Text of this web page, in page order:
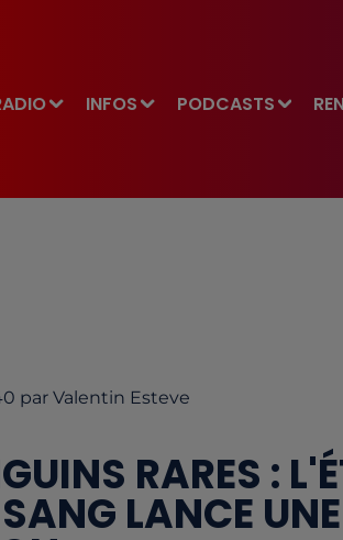
INFOS PODCASTS
par Valentin Esteve
RARES :
LANCE